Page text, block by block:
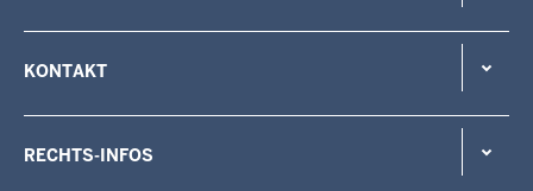
KONTAKT
RECHTS-INFOS